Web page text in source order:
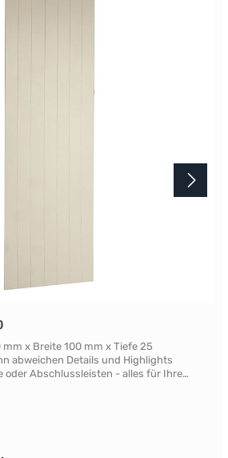
x Breite 100 mm x Tiefe 25
abweichen Details und Highlights
oder Abschlussleisten - alles für Ihre
DimensionenNahezu grenzenlose
sind der matte Glanz und der